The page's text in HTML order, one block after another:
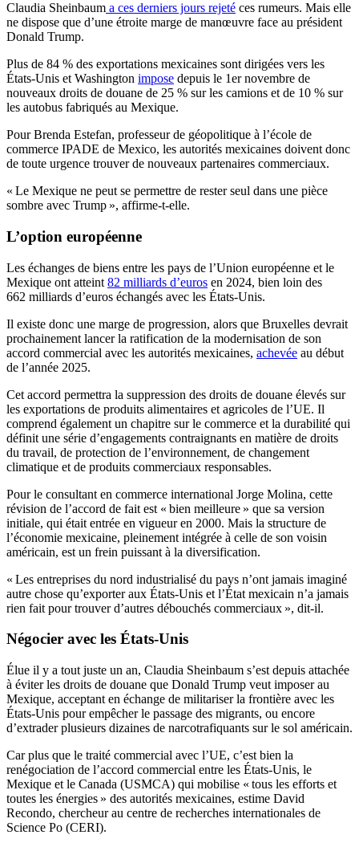
Claudia Sheinbaum a ces derniers jours rejeté ces rumeurs. Mais elle
ne dispose que d’une étroite marge de manœuvre face au président
Donald Trump.
Plus de 84 % des exportations mexicaines sont dirigées vers les
États-Unis et Washington impose depuis le 1er novembre de
nouveaux droits de douane de 25 % sur les camions et de 10 % sur
les autobus fabriqués au Mexique.
Pour Brenda Estefan, professeur de géopolitique à l’école de
commerce IPADE de Mexico, les autorités mexicaines doivent donc
de toute urgence trouver de nouveaux partenaires commerciaux.
« Le Mexique ne peut se permettre de rester seul dans une pièce
sombre avec Trump », affirme-t-elle.
L’option européenne
Les échanges de biens entre les pays de l’Union européenne et le
Mexique ont atteint 82 milliards d’euros en 2024, bien loin des
662 milliards d’euros échangés avec les États-Unis.
Il existe donc une marge de progression, alors que Bruxelles devrait
prochainement lancer la ratification de la modernisation de son
accord commercial avec les autorités mexicaines, achevée au début
de l’année 2025.
Cet accord permettra la suppression des droits de douane élevés sur
les exportations de produits alimentaires et agricoles de l’UE. Il
comprend également un chapitre sur le commerce et la durabilité qui
définit une série d’engagements contraignants en matière de droits
du travail, de protection de l’environnement, de changement
climatique et de produits commerciaux responsables.
Pour le consultant en commerce international Jorge Molina, cette
révision de l’accord de fait est « bien meilleure » que sa version
initiale, qui était entrée en vigueur en 2000. Mais la structure de
l’économie mexicaine, pleinement intégrée à celle de son voisin
américain, est un frein puissant à la diversification.
« Les entreprises du nord industrialisé du pays n’ont jamais imaginé
autre chose qu’exporter aux États-Unis et l’État mexicain n’a jamais
rien fait pour trouver d’autres débouchés commerciaux », dit-il.
Négocier avec les États-Unis
Élue il y a tout juste un an, Claudia Sheinbaum s’est depuis attachée
à éviter les droits de douane que Donald Trump veut imposer au
Mexique, acceptant en échange de militariser la frontière avec les
États-Unis pour empêcher le passage des migrants, ou encore
d’extrader plusieurs dizaines de narcotrafiquants sur le sol américain.
Car plus que le traité commercial avec l’UE, c’est bien la
renégociation de l’accord commercial entre les États-Unis, le
Mexique et le Canada (USMCA) qui mobilise « tous les efforts et
toutes les énergies » des autorités mexicaines, estime David
Recondo, chercheur au centre de recherches internationales de
Science Po (CERI).